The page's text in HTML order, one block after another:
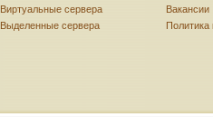
Виртуальные сервера
Выделенные сервера
Вакансии
Политика